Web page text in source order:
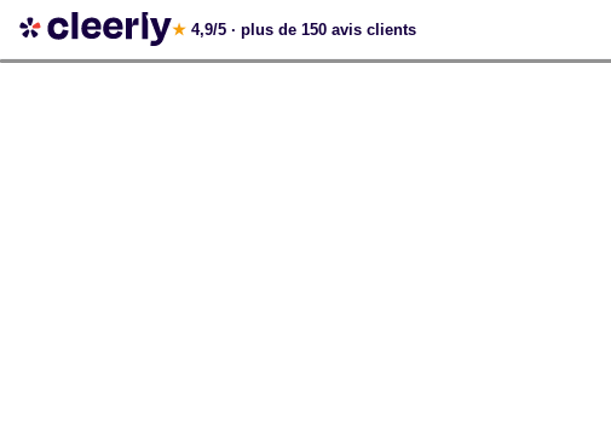
Votre simulation gratuite et personnalisée
★ 4,9/5 · plus de 150 avis clients